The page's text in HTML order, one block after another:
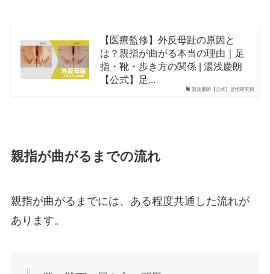
湯浅慶朗【公式】足指研究所
【医療監修】外反母趾の原因と
は？親指が曲がる本当の理由｜足
指・靴・歩き方の関係 | 湯浅慶朗
【公式】足...
親指が曲がるまでの流れ
親指が曲がるまでには、ある程度共通した流れが
あります。